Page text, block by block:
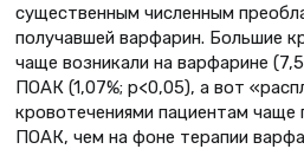
существенным численным
получавшей варфарин. Большие
чаще возникали на варфарине
ПОАК (1,07%; р<0,05), а вот
кровотечениями пациентам чаще
ПОАК, чем на фоне терапии